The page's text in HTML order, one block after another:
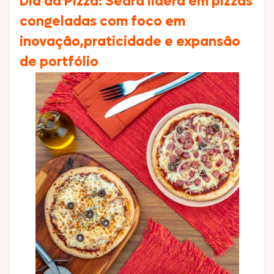
congeladas com foco em
inovação,praticidade e expansão
de portfólio